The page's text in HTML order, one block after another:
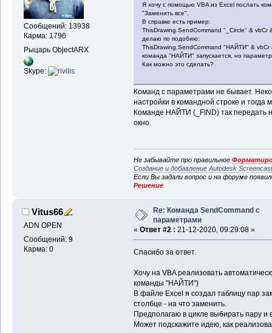
Сообщений: 13938
Карма: 1796
Рыцарь ObjectARX
Skype:
Я хочу с помощью VBA из Excel послать
"Заменить все".
В справке есть пример:
ThisDrawing.SendCommand "_Circle" & vbCr
делаю по подобию:
ThisDrawing.SendCommand "НАЙТИ" &
команда "НАЙТИ" запускается, но
Как можно это сделать?
Команд с параметрами не бывает.
настройки в командной строке и
Команде НАЙТИ (_FIND) так передать
окно.
Не забывайте про правильное
Создание и добавление Autodesk
Если Вы задали вопрос и на форуме
Решение
Vitus66
ADN OPEN
Сообщений: 9
Карма: 0
Re: Команда SendCommand с
параметрами
« Ответ #2 : 21-12-2020, 09:29:08 »
Спасибо за ответ.
Хочу на VBA реализовать
команды "НАЙТИ")
В файле Excel я создал таблицу пар
столбце - на что заменить.
Предполагаю в цикле выбирать пару и
Может подскажите идею, как